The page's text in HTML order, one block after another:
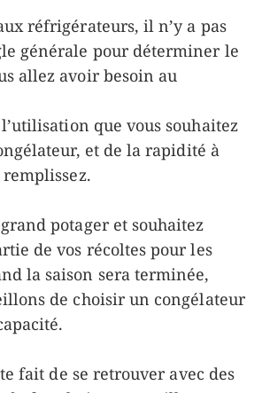
réfrigérateurs, il n’y a pas
générale pour déterminer le
allez avoir besoin au
que vous souhaitez
et de la rapidité à
potager et souhaitez
de vos récoltes pour les
la saison sera terminée,
de choisir un congélateur
fait de se retrouver avec des